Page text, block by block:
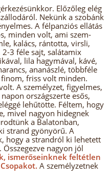
Előzőleg elég
Nekünk a szobánk
A félpanziós ellátás
minden volt, ami szem-
kalács, rántotta, virsli,
3 féle sajt, salátamix
lila hagymával, kávé,
ananászlé, többféle
friss volt minden.
A személyzet, figyelmes,
országszerte esős,
lehűtötte. Féltem, hogy
mivel nagyon hidegnek
a Balatonban,
strand gyönyörű. A
hogy a strandról ki lehetett
nagyon jól
ismerőseinknek feltétlen
A személyzetnek